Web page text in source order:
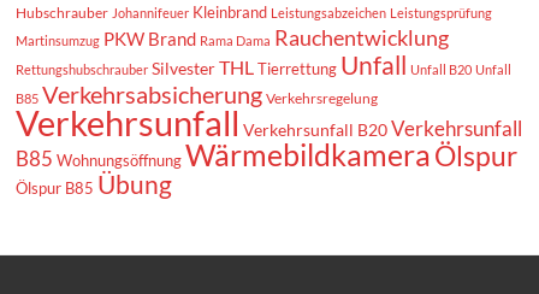
Hubschrauber Johannifeuer Kleinbrand Leistungsabzeichen Leistungsprüfung
Martinsumzug PKW Brand Rama Dama Rauchentwicklung
Rettungshubschrauber Silvester THL Tierrettung Unfall Unfall B20 Unfall
B85 Verkehrsabsicherung Verkehrsregelung
Verkehrsunfall Verkehrsunfall B20 Verkehrsunfall
B85 Wohnungsöffnung WärmebildkameraÖlspur
Ölspur B85 Übung